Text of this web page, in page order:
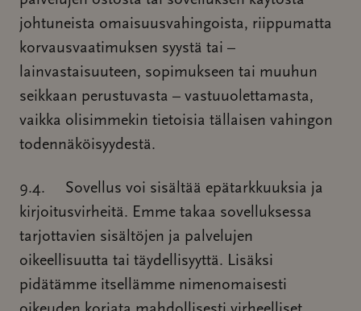
johtuneista omaisuusvahingoista, riippumatta
korvausvaatimuksen syystä tai –
lainvastaisuuteen, sopimukseen tai muuhun
seikkaan perustuvasta – vastuuolettamasta,
vaikka olisimmekin tietoisia tällaisen vahingon
todennäköisyydestä.
9.4. Sovellus voi sisältää epätarkkuuksia ja
kirjoitusvirheitä. Emme takaa sovelluksessa
tarjottavien sisältöjen ja palvelujen
oikeellisuutta tai täydellisyyttä. Lisäksi
pidätämme itsellämme nimenomaisesti